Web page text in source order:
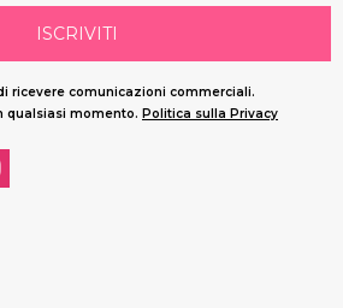
ISCRIVITI
ricevere comunicazioni commerciali.
qualsiasi momento. Politica sulla Privacy